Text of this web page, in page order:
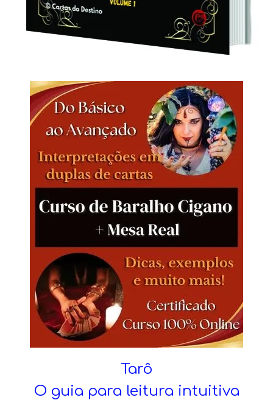
Tarô
O guia para leitura intuitiva